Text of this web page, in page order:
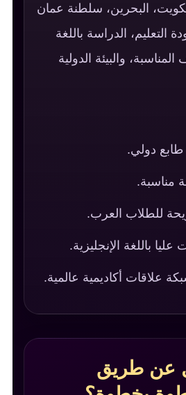
البحرين، سلطنة عمان
التعليم، الدراسة باللغة
المناسبة، والبيئة الدولية
دولي.
مناسبة.
للطلاب العرب.
باللغة الإنجليزية.
علاقات أكاديمية عالمية.
عن طريق